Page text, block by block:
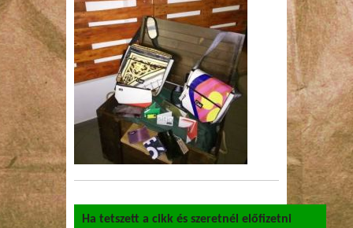
Ha tetszett a cikk és szeretnél előfizetni